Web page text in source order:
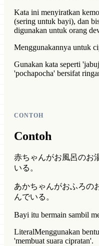
Kata ini menyiratkan
(sering untuk bayi), dan
digunakan untuk orang
Menggunakannya untuk
Gunakan kata seperti
'pochapocha' bersifat
CONTOH
Contoh
赤ちゃんがお風呂のお
いる。
あかちゃんがおふろの
んでいる。
Bayi itu bermain sambil
LiteralMenggunakan
'membuat suara cipratan'.